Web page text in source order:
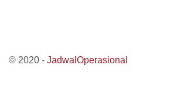
© 2020 - JadwalOperasional